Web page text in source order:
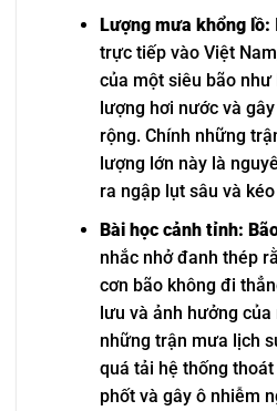
Lượng mưa khổng lồ:
trực tiếp vào Việt
của một siêu bão
lượng hơi nước và
rộng. Chính những
lượng lớn này là
ra ngập lụt sâu và
Bài học cảnh tỉnh:
nhắc nhở đanh thép
cơn bão không đi
lưu và ảnh hưởng
những trận mưa lịch
quá tải hệ thống
phốt và gây ô nhiễm